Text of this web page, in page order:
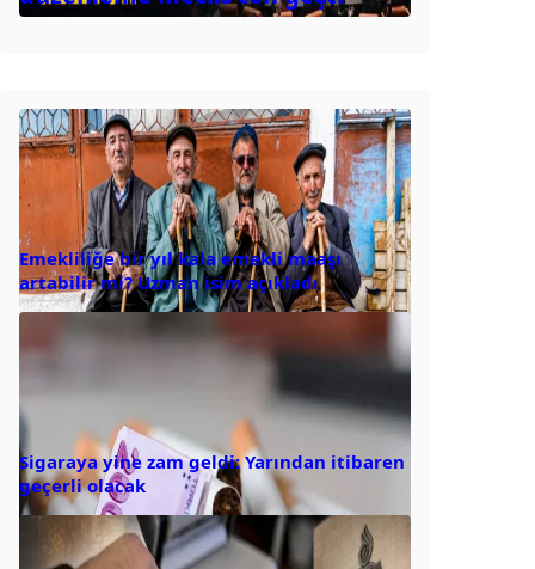
Emekliliğe bir yıl kala emekli maaşı
artabilir mi? Uzman isim açıkladı
Sigaraya yine zam geldi: Yarından itibaren
geçerli olacak